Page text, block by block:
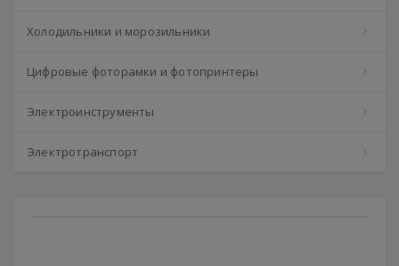
Холодильники и морозильники
Цифровые фоторамки и фотопринтеры
Электроинструменты
Электротранспорт